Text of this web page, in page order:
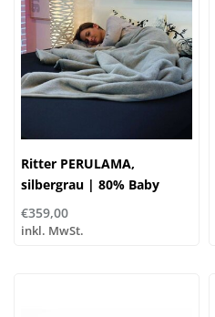
Ritter PERULAMA,
silbergrau | 80% Baby
Alpaka, 20% Schurwolle |
...verschiedene Größen
€359,00
inkl. MwSt.